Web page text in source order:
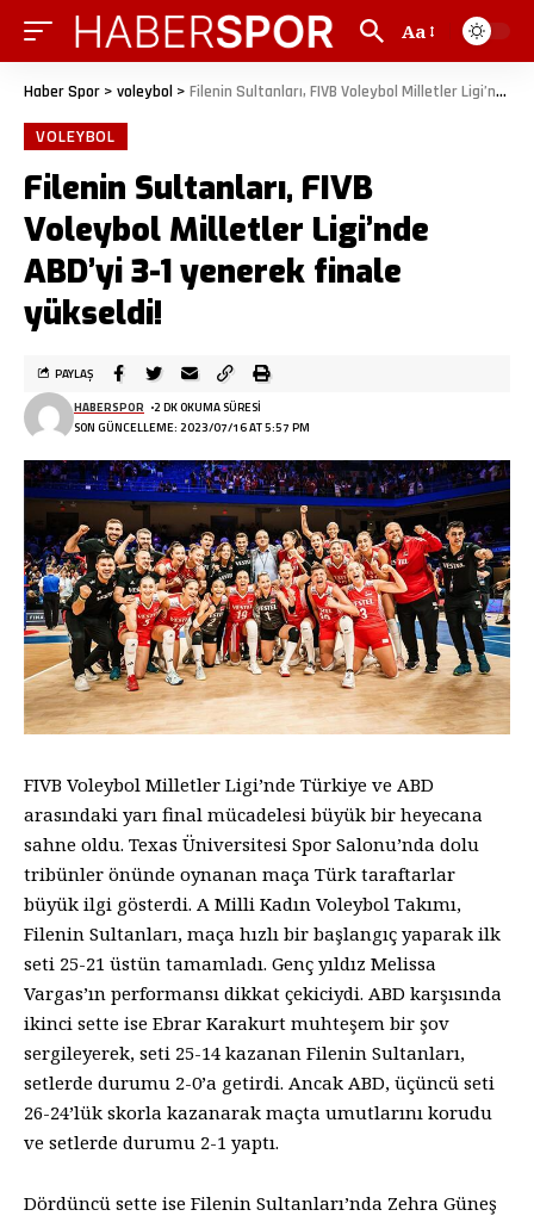
Aa
Haber Spor > voleybol > Filenin Sultanları, FIVB Voleybol Milletler Ligi’nde ABD’yi 3-1 yenerek finale yükseldi!
VOLEYBOL
Filenin Sultanları, FIVB
Voleybol Milletler Ligi’nde
ABD’yi 3-1 yenerek finale
yükseldi!
SON GÜNCELLEME: 2023/07/16 AT 5:57 PM
HABERSPOR 2 DK OKUMA SÜRESI
PAYLAŞ
FIVB Voleybol Milletler Ligi’nde Türkiye ve ABD
arasındaki yarı final mücadelesi büyük bir heyecana
sahne oldu. Texas Üniversitesi Spor Salonu’nda dolu
tribünler önünde oynanan maça Türk taraftarlar
büyük ilgi gösterdi. A Milli Kadın Voleybol Takımı,
Filenin Sultanları, maça hızlı bir başlangıç yaparak ilk
seti 25-21 üstün tamamladı. Genç yıldız Melissa
Vargas’ın performansı dikkat çekiciydi. ABD karşısında
ikinci sette ise Ebrar Karakurt muhteşem bir şov
sergileyerek, seti 25-14 kazanan Filenin Sultanları,
setlerde durumu 2-0’a getirdi. Ancak ABD, üçüncü seti
26-24’lük skorla kazanarak maçta umutlarını korudu
ve setlerde durumu 2-1 yaptı.
Dördüncü sette ise Filenin Sultanları’nda Zehra Güneş